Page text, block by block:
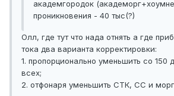
академгородок
проникновения - 40 тыс(?)
Олл, где тут что нада отнять а где
тока два варианта корректировки:
1. пропорционально уменьшить со 150
всех;
2. отфонаря уменьшить СТК, СС и